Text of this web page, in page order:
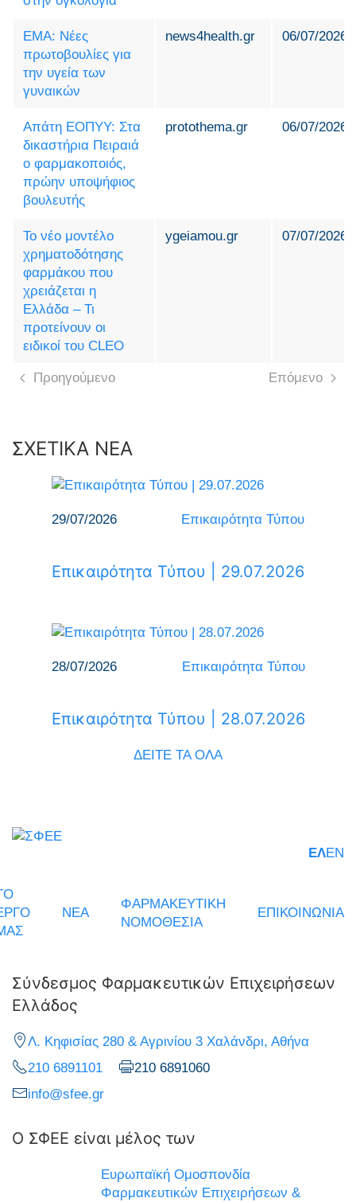
EMA: Νέες
πρωτοβουλίες για
την υγεία των
γυναικών
news4health.gr 06/07/2026
Απάτη ΕΟΠΥΥ: Στα
δικαστήρια Πειραιά
ο φαρμακοποιός,
πρώην υποψήφιος
βουλευτής
protothema.gr 06/07/2026
Το νέο μοντέλο
χρηματοδότησης
φαρμάκου που
χρειάζεται η
Ελλάδα – Τι
προτείνουν οι
ειδικοί του CLEO
ygeiamou.gr 07/07/2026
Προηγούμενο Επόμενο
ΣΧΕΤΙΚΑ ΝΕΑ
29/07/2026 Επικαιρότητα Τύπου
Επικαιρότητα Τύπου | 29.07.2026
28/07/2026 Επικαιρότητα Τύπου
Επικαιρότητα Τύπου | 28.07.2026
ΔΕΙΤΕ ΤΑ ΟΛΑ
ΕΛEN
ΝΕΑ
ΦΑΡΜΑΚΕΥΤΙΚΗ
ΝΟΜΟΘΕΣΙΑ
ΕΠΙΚΟΙΝΩΝΙΑ
Σύνδεσμος Φαρμακευτικών Επιχειρήσεων
Ελλάδος
Λ. Κηφισίας 280 & Αγρινίου 3 Χαλάνδρι, Αθήνα
210 6891101
210 6891060
info@sfee.gr
Ο ΣΦΕΕ είναι μέλος των
Ευρωπαϊκή Ομοσπονδία
Φαρμακευτικών Επιχειρήσεων &